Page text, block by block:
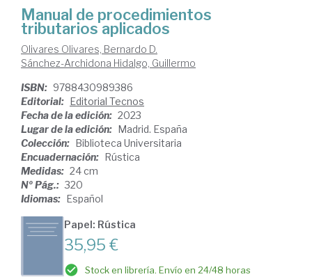
Manual de procedimientos
tributarios aplicados
Olivares Olivares, Bernardo D.
Sánchez-Archidona Hidalgo, Guillermo
ISBN: 9788430989386
Editorial: Editorial Tecnos
Fecha de la edición: 2023
Lugar de la edición: Madrid. España
Colección: Biblioteca Universitaria
Encuadernación: Rústica
Medidas: 24 cm
Nº Pág.: 320
Idiomas: Español
Papel: Rústica
35,95 €
Stock en librería. Envío en 24/48 horas